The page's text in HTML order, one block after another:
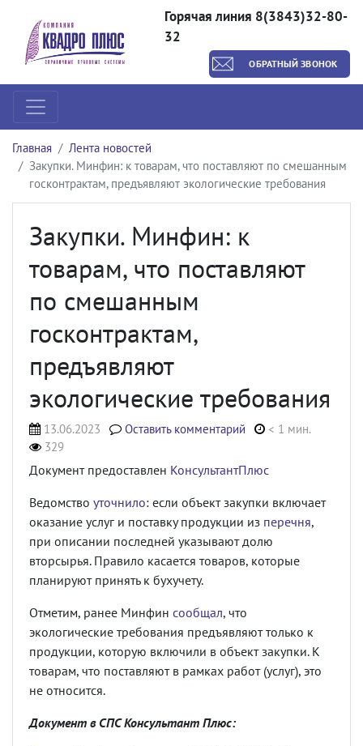
Горячая линия 8(3843)32-80-
32
ОБРАТНЫЙ ЗВОНОК
Главная
Лента новостей
Закупки. Минфин: к товарам, что поставляют по смешанным
госконтрактам, предъявляют экологические требования
Закупки. Минфин: к
товарам, что поставляют
по смешанным
госконтрактам,
предъявляют
экологические требования
13.06.2023 Оставить комментарий
< 1 мин.
329
Документ предоставлен КонсультантПлюс
Ведомство уточнило: если объект закупки включает
оказание услуг и поставку продукции из перечня,
при описании последней указывают долю
вторсырья. Правило касается товаров, которые
планируют принять к бухучету.
Отметим, ранее Минфин сообщал, что
экологические требования предъявляют только к
продукции, которую включили в объект закупки. К
товарам, что поставляют в рамках работ (услуг), это
не относится.
Документ в СПС Консультант Плюс: